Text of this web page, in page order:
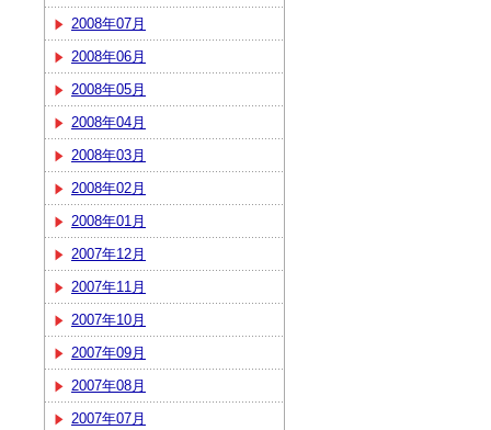
2008年07月
2008年06月
2008年05月
2008年04月
2008年03月
2008年02月
2008年01月
2007年12月
2007年11月
2007年10月
2007年09月
2007年08月
2007年07月